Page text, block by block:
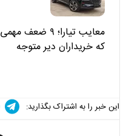
معایب تیارا؛ ۹ ضعف مهمی
که خریداران دیر متوجه
این خبر را به اشتراک بگذارید: